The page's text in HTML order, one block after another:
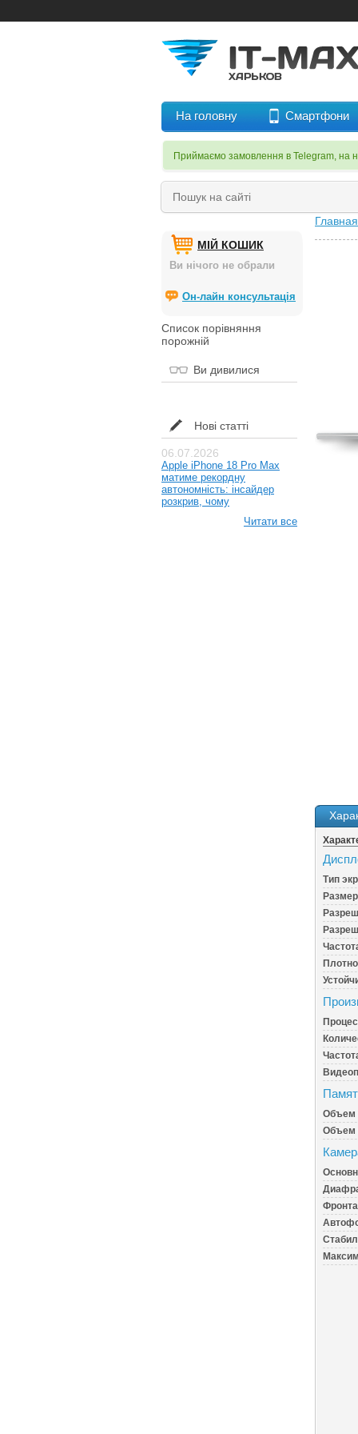
На головну Смартфони
Приймаємо замовлення в Telegram, на
МІЙ КОШИК
Ви нічого не обрали
Он-лайн консультація
Список порівняння
порожній
Ви дивилися
Нові статті
06.07.2026
Apple iPhone 18 Pro Max
матиме рекордну
автономність: інсайдер
розкрив, чому
Читати все
Главная
Тип
Объем
Объем